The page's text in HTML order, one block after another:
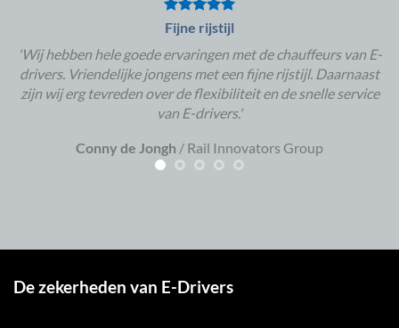
Fijne rijstijl
'Wij hebben hele goede ervaringen met de chauffeurs van E-
drivers. Vriendelijke jongens met een fijne rijstijl. Daarnaast
zijn wij erg tevreden over de flexibiliteit en de snelle service
van E-drivers.'
Conny de Jongh / Rail Innovators Group
De zekerheden van E-Drivers